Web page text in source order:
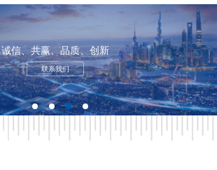
诚信、共赢、品质、创新
联系我们